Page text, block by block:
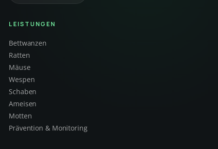
LEISTUNGEN
Bettwanzen
Ratten
Mäuse
Wespen
Schaben
Ameisen
Motten
Prävention & Monitoring